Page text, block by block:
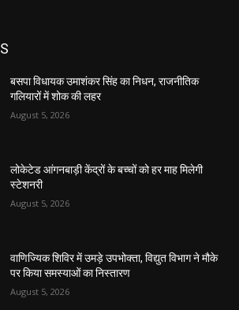
बसपा विधायक उमाशंकर सिंह का निधन, राजनीतिक
गलियारों में शोक की लहर
August 5, 2026
लोकेटेड आंगनबाड़ी केंद्रों के बच्चों को हर माह मिलेगी
स्टेशनरी
August 5, 2026
वाणिज्यिक शिविर में उमड़े उपभोक्ता, विद्युत विभाग ने मौके
पर किया समस्याओं का निस्तारण
August 5, 2026